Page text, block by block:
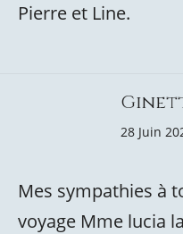
Pierre et Line.
28 Juin
Mes sympathies à
voyage Mme lucia